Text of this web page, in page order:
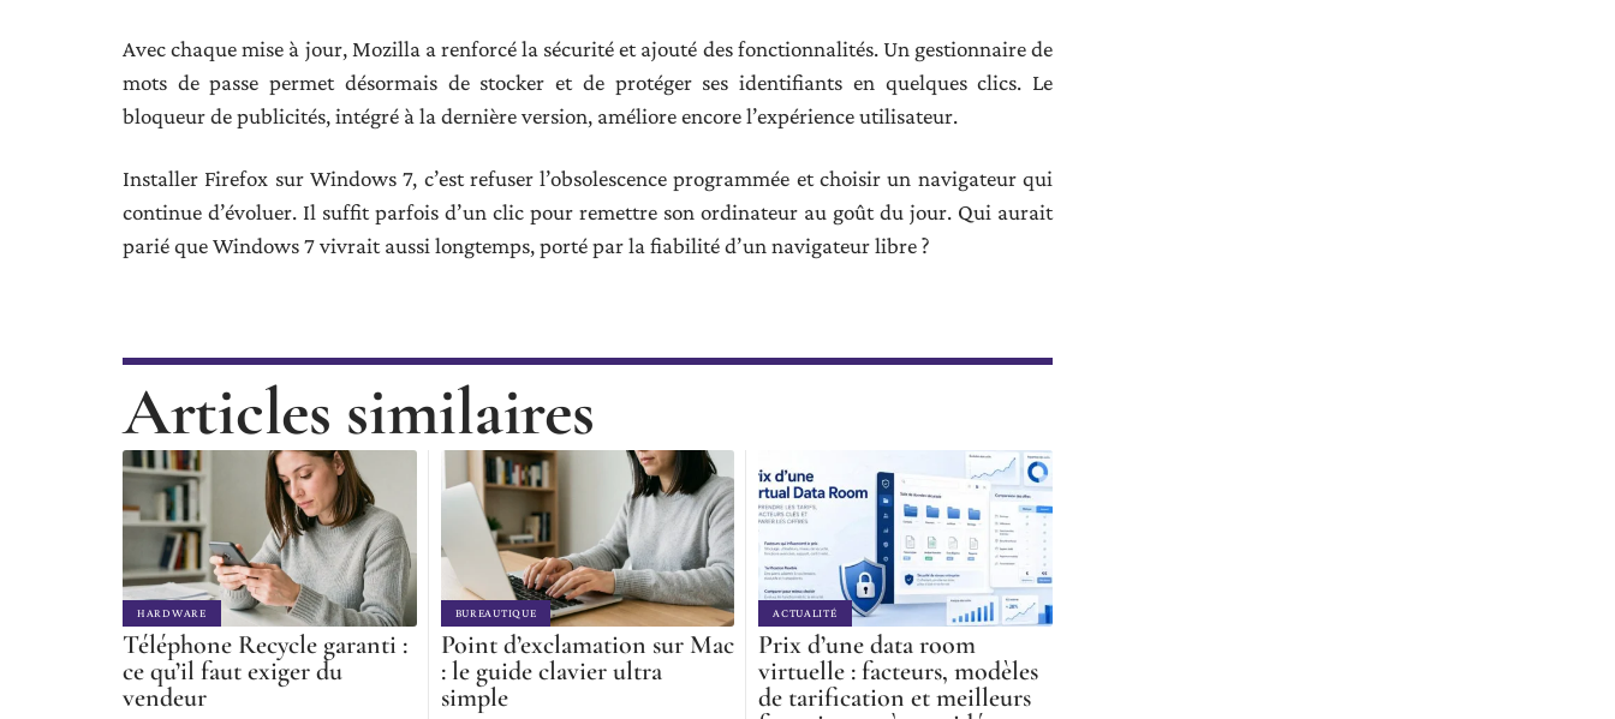
Avec chaque mise à jour, Mozilla a renforcé la sécurité et ajouté des fonctionnalités. Un gestionnaire de
mots de passe permet désormais de stocker et de protéger ses identifiants en quelques clics. Le
bloqueur de publicités, intégré à la dernière version, améliore encore l’expérience utilisateur.
Installer Firefox sur Windows 7, c’est refuser l’obsolescence programmée et choisir un navigateur qui
continue d’évoluer. Il suffit parfois d’un clic pour remettre son ordinateur au goût du jour. Qui aurait
parié que Windows 7 vivrait aussi longtemps, porté par la fiabilité d’un navigateur libre ?
Articles similaires
HARDWARE
Téléphone Recycle garanti :
ce qu’il faut exiger du
vendeur
BUREAUTIQUE
Point d’exclamation sur Mac
: le guide clavier ultra
simple
ACTUALITÉ
Prix d’une data room
virtuelle : facteurs, modèles
de tarification et meilleurs